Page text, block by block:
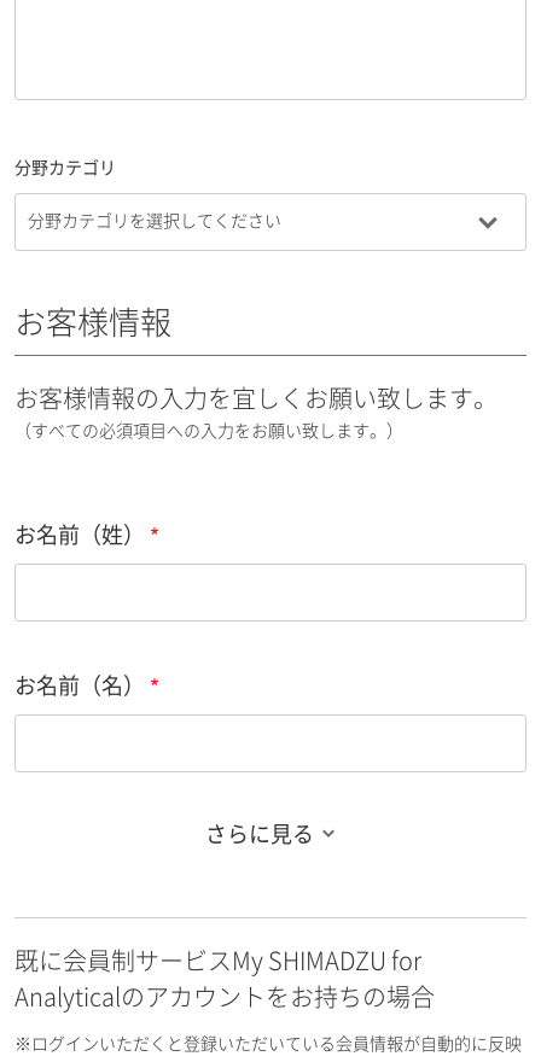
分野カテゴリ
お客様情報
お客様情報の入力を宜しくお願い致します。
（すべての必須項目への入力をお願い致します。）
お名前（姓）
お名前（名）
お名前フリガナ（名）
さらに見る
既に会員制サービスMy SHIMADZU for
Analyticalのアカウントをお持ちの場合
※ログインいただくと登録いただいている会員情報が自動的に反映